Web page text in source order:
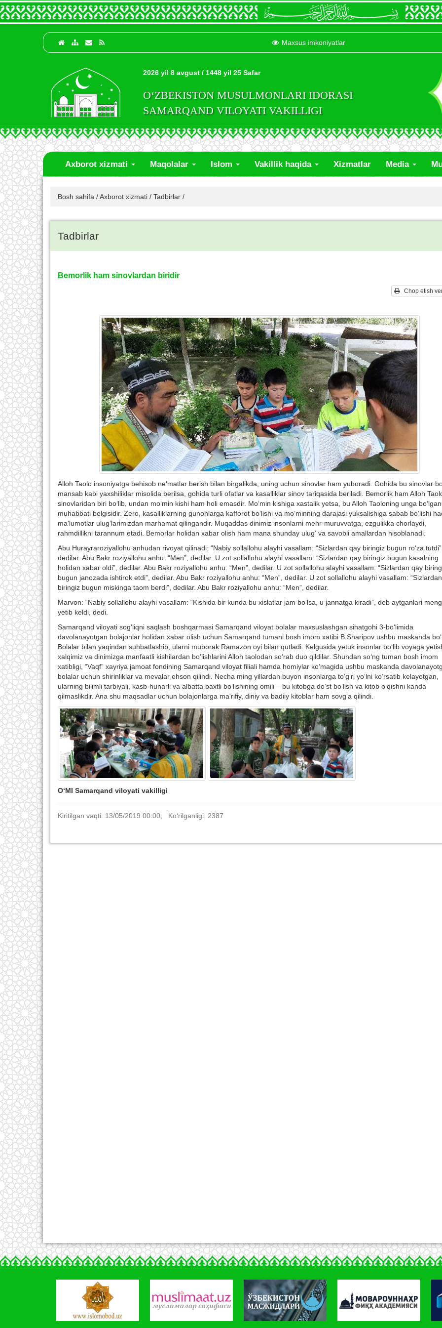
Maxsus imkoniyatlar
2026 yil 8 avgust / 1448 yil 25 Safar
O‘ZBEKISTON MUSULMONLARI IDORASI
SAMARQAND VILOYATI VAKILLIGI
Axborot xizmati Maqolalar Islom Vakillik haqida Xizmatlar Media
Bosh sahifa /Axborot xizmati / Tadbirlar /
Tadbirlar
Bemorlik ham sinovlardan biridir
Chop etish
Alloh Taolo insoniyatga behisob ne'matlar berish bilan birgalikda, uning uchun sinovlar ham yuboradi. Gohida bu sinovlar
mansab kabi yaxshiliklar misolida berilsa, gohida turli ofatlar va kasalliklar sinov tariqasida beriladi. Bemorlik ham Alloh
sinovlaridan biri bo‘lib, undan mo‘min kishi ham holi emasdir. Mo‘min kishiga xastalik yetsa, bu Alloh Taoloning unga bo‘lgan
muhabbati belgisidir. Zero, kasalliklarning gunohlarga kafforot bo‘lishi va mo‘minning darajasi yuksalishiga sabab bo‘lishi
ma'lumotlar ulug‘larimizdan marhamat qilingandir. Muqaddas dinimiz insonlarni mehr-muruvvatga, ezgulikka chorlaydi,
rahmdillikni tarannum etadi. Bemorlar holidan xabar olish ham mana shunday ulug‘ va savobli amallardan hisoblanadi.
Abu Hurayraroziyallohu anhudan rivoyat qilinadi: “Nabiy sollallohu alayhi vasallam: “Sizlardan qay biringiz bugun ro‘za
dedilar. Abu Bakr roziyallohu anhu: “Men”, dedilar. U zot sollallohu alayhi vasallam: “Sizlardan qay biringiz bugun kasalning
holidan xabar oldi”, dedilar. Abu Bakr roziyallohu anhu: “Men”, dedilar. U zot sollallohu alayhi vasallam: “Sizlardan qay
bugun janozada ishtirok etdi”, dedilar. Abu Bakr roziyallohu anhu: “Men”, dedilar. U zot sollallohu alayhi vasallam:
biringiz bugun miskinga taom berdi”, dedilar. Abu Bakr roziyallohu anhu: “Men”, dedilar.
Marvon: “Nabiy sollallohu alayhi vasallam: “Kishida bir kunda bu xislatlar jam bo‘lsa, u jannatga kiradi”, deb aytganlari
yetib keldi, dedi.
Samarqand viloyati sog‘liqni saqlash boshqarmasi Samarqand viloyat bolalar maxsuslashgan sihatgohi 3-bo‘limida
davolanayotgan bolajonlar holidan xabar olish uchun Samarqand tumani bosh imom xatibi B.Sharipov ushbu maskanda
Bolalar bilan yaqindan suhbatlashib, ularni muborak Ramazon oyi bilan qutladi. Kelgusida yetuk insonlar bo‘lib voyaga
xalqimiz va dinimizga manfaatli kishilardan bo‘lishlarini Alloh taolodan so‘rab duo qildilar. Shundan so‘ng tuman bosh imom
xatibligi, “Vaqf” xayriya jamoat fondining Samarqand viloyat filiali hamda homiylar ko‘magida ushbu maskanda
bolalar uchun shirinliklar va mevalar ehson qilindi. Necha ming yillardan buyon insonlarga to‘g‘ri yo‘lni ko‘rsatib kelayotgan,
ularning bilimli tarbiyali, kasb-hunarli va albatta baxtli bo‘lishining omili – bu kitobga do‘st bo‘lish va kitob o‘qishni kanda
qilmaslikdir. Ana shu maqsadlar uchun bolajonlarga ma'rifiy, diniy va badiiy kitoblar ham sovg‘a qilindi.
O‘MI Samarqand viloyati vakilligi
Kiritilgan vaqti: 13/05/2019 00:00; Ko‘rilganligi: 2387